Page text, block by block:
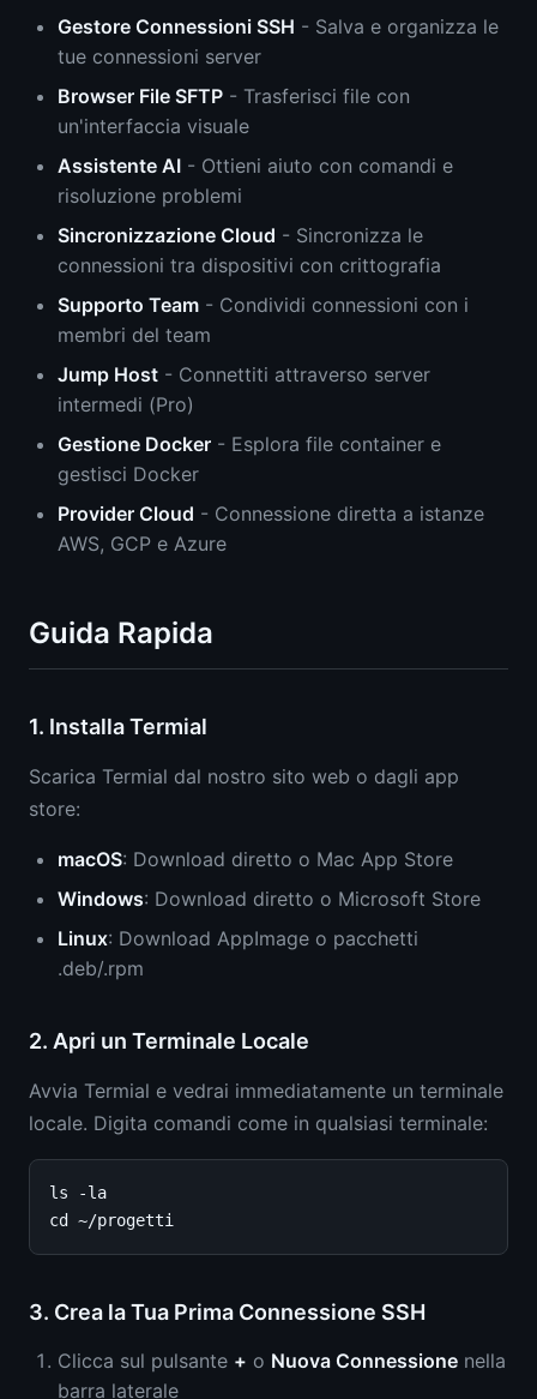
Gestore Connessioni SSH - Salva e organizza le
tue connessioni server
Browser File SFTP - Trasferisci file con
un'interfaccia visuale
Assistente AI - Ottieni aiuto con comandi e
risoluzione problemi
Sincronizzazione Cloud - Sincronizza le
connessioni tra dispositivi con crittografia
Supporto Team - Condividi connessioni con i
membri del team
Jump Host - Connettiti attraverso server
intermedi (Pro)
Gestione Docker - Esplora file container e
gestisci Docker
Provider Cloud - Connessione diretta a istanze
AWS, GCP e Azure
Guida Rapida
1. Installa Termial
Scarica Termial dal nostro sito web o dagli app
store:
macOS: Download diretto o Mac App Store
Windows: Download diretto o Microsoft Store
Linux: Download AppImage o pacchetti
.deb/.rpm
2. Apri un Terminale Locale
Avvia Termial e vedrai immediatamente un terminale
locale. Digita comandi come in qualsiasi terminale:
ls -la
3. Crea la Tua Prima Connessione SSH
Clicca sul pulsante + o Nuova Connessione nella
barra laterale